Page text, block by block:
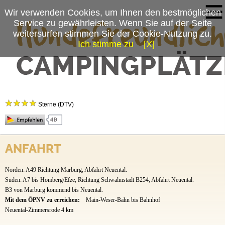
Campingplatzmenü
Stellplätze
Preise & Prospekte
Anfahrt
Sterne (DTV)
Campingplatz am Naturbadesee mit öffentl. Badebetrieb und extra Kleinkinderbereich.
Wasserrutsche und Badesteeg.Tretboot- und Standup-Paddle-Verleih. DLRG-Station.
Spielplatz. Familienzeltplätze. Imbiss HS, Restaurant ganzj. TOBS Ferienhäuser. Rad- und
ANFAHRT
Norden: A49 Richtung Marburg, Abfahrt Neuental.
Süden: A7 bis Homberg/Efze, Richtung Schwalmstadt B254, Abfahrt Neuental.
B3 von Marburg kommend bis Neuental.
Mit dem ÖPNV zu erreichen:
Main-Weser-Bahn bis Bahnhof
Neuental-Zimmersrode 4 km
Wir verwenden Cookies, um Ihnen den bestmöglichen
Service zu gewährleisten. Wenn Sie auf der Seite
weitersurfen stimmen Sie der Cookie-Nutzung zu.
Ich stimme zu
[X]